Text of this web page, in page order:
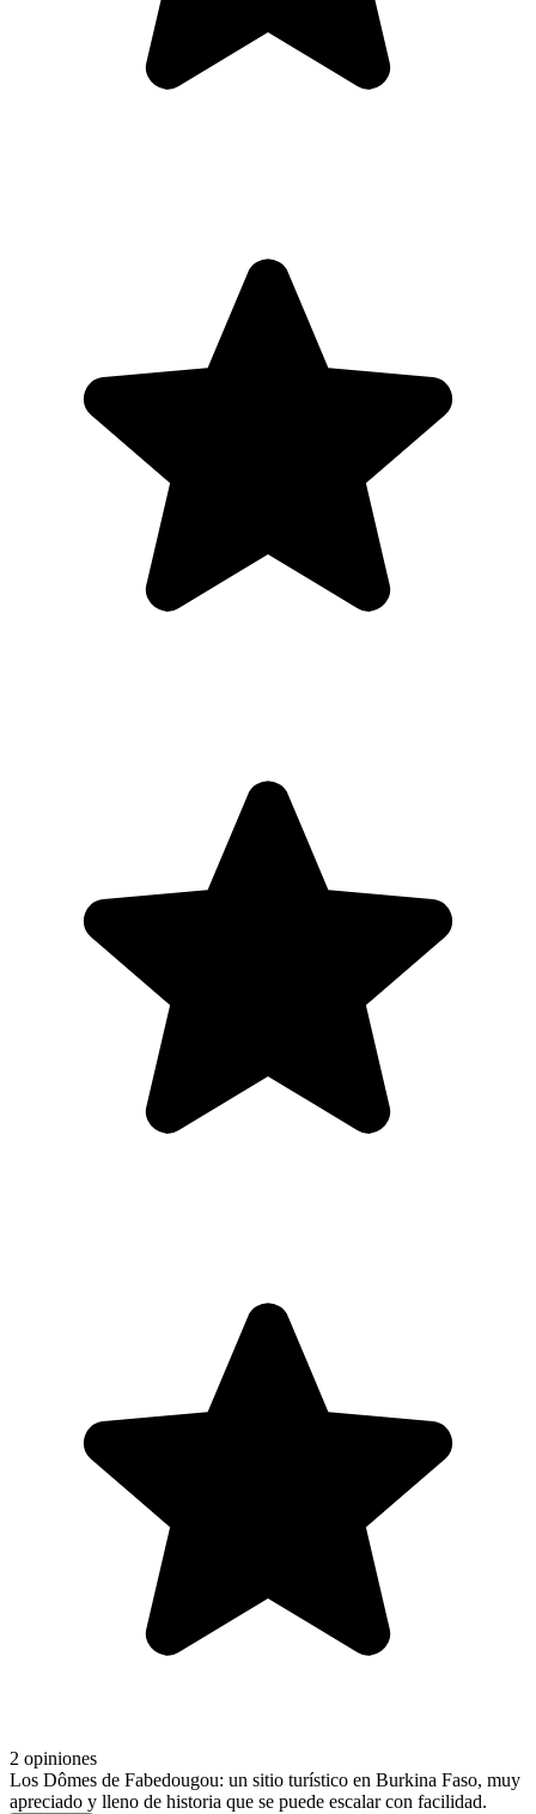
2 opiniones
Los Dômes de Fabedougou: un sitio turístico en Burkina Faso, muy
apreciado y lleno de historia que se puede escalar con facilidad.